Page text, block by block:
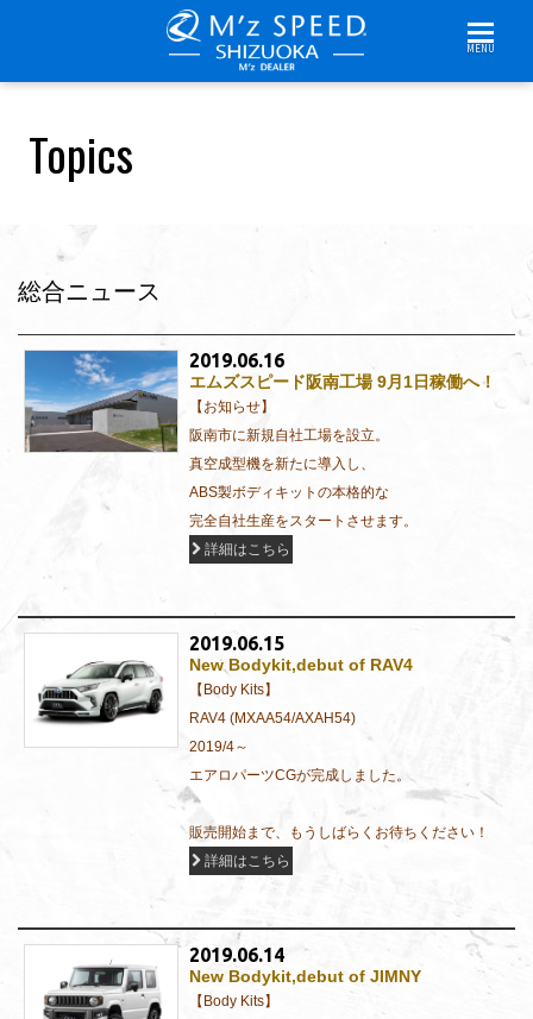
MENU
Topics
総合ニュース
2019.06.16
エムズスピード阪南工場 9月1日稼働へ！
【お知らせ】
阪南市に新規自社工場を設立。
真空成型機を新たに導入し、
ABS製ボディキットの本格的な
完全自社生産をスタートさせます。
詳細はこちら
2019.06.15
New Bodykit,debut of RAV4
【Body Kits】
RAV4 (MXAA54/AXAH54)
2019/4～
エアロパーツCGが完成しました。
販売開始まで、もうしばらくお待ちください！
詳細はこちら
2019.06.14
New Bodykit,debut of JIMNY
【Body Kits】